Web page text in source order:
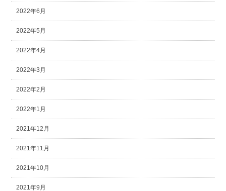
2022年6月
2022年5月
2022年4月
2022年3月
2022年2月
2022年1月
2021年12月
2021年11月
2021年10月
2021年9月